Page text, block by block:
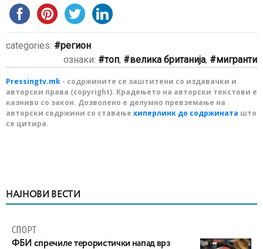
categories:
регион
ознаки:
топ, велика британија, мигранти
Pressingtv.mk - содржините се заштитени со издавачки и
авторски права (copyright). Крадењето на авторски текстови е
казниво со закон. Дозволено е делумно превземање на
авторски содржини со ставање хиперлинк до содржината што
се цитира.
НАЈНОВИ ВЕСТИ
СПОРТ
ФБИ спречиле терористички напад врз